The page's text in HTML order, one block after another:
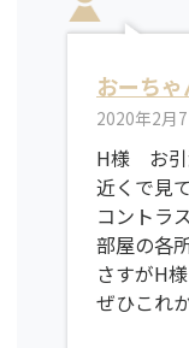
おーちゃ
2020年2月
H様 お引
近くで見
コントラ
部屋の各
さすがH
ぜひこれ